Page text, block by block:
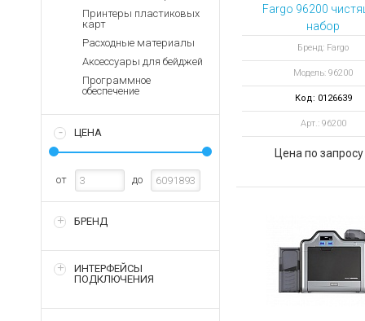
Запасные
Терминалы
оплаты
Архивные
Аккумуляторы для
Зарядные устройства
Архивные товары
Принтеры пластиковых
карт
Расходные материалы
Аксессуары для бейджей
Программное
обеспечение
ЦЕНА
от до
БРЕНД
ИНТЕРФЕЙСЫ
ПОДКЛЮЧЕНИЯ
Fargo 96200
набор
Бренд: Fargo
Модель: 96200
Код: 0126639
Арт.: 96200
Цена по запросу